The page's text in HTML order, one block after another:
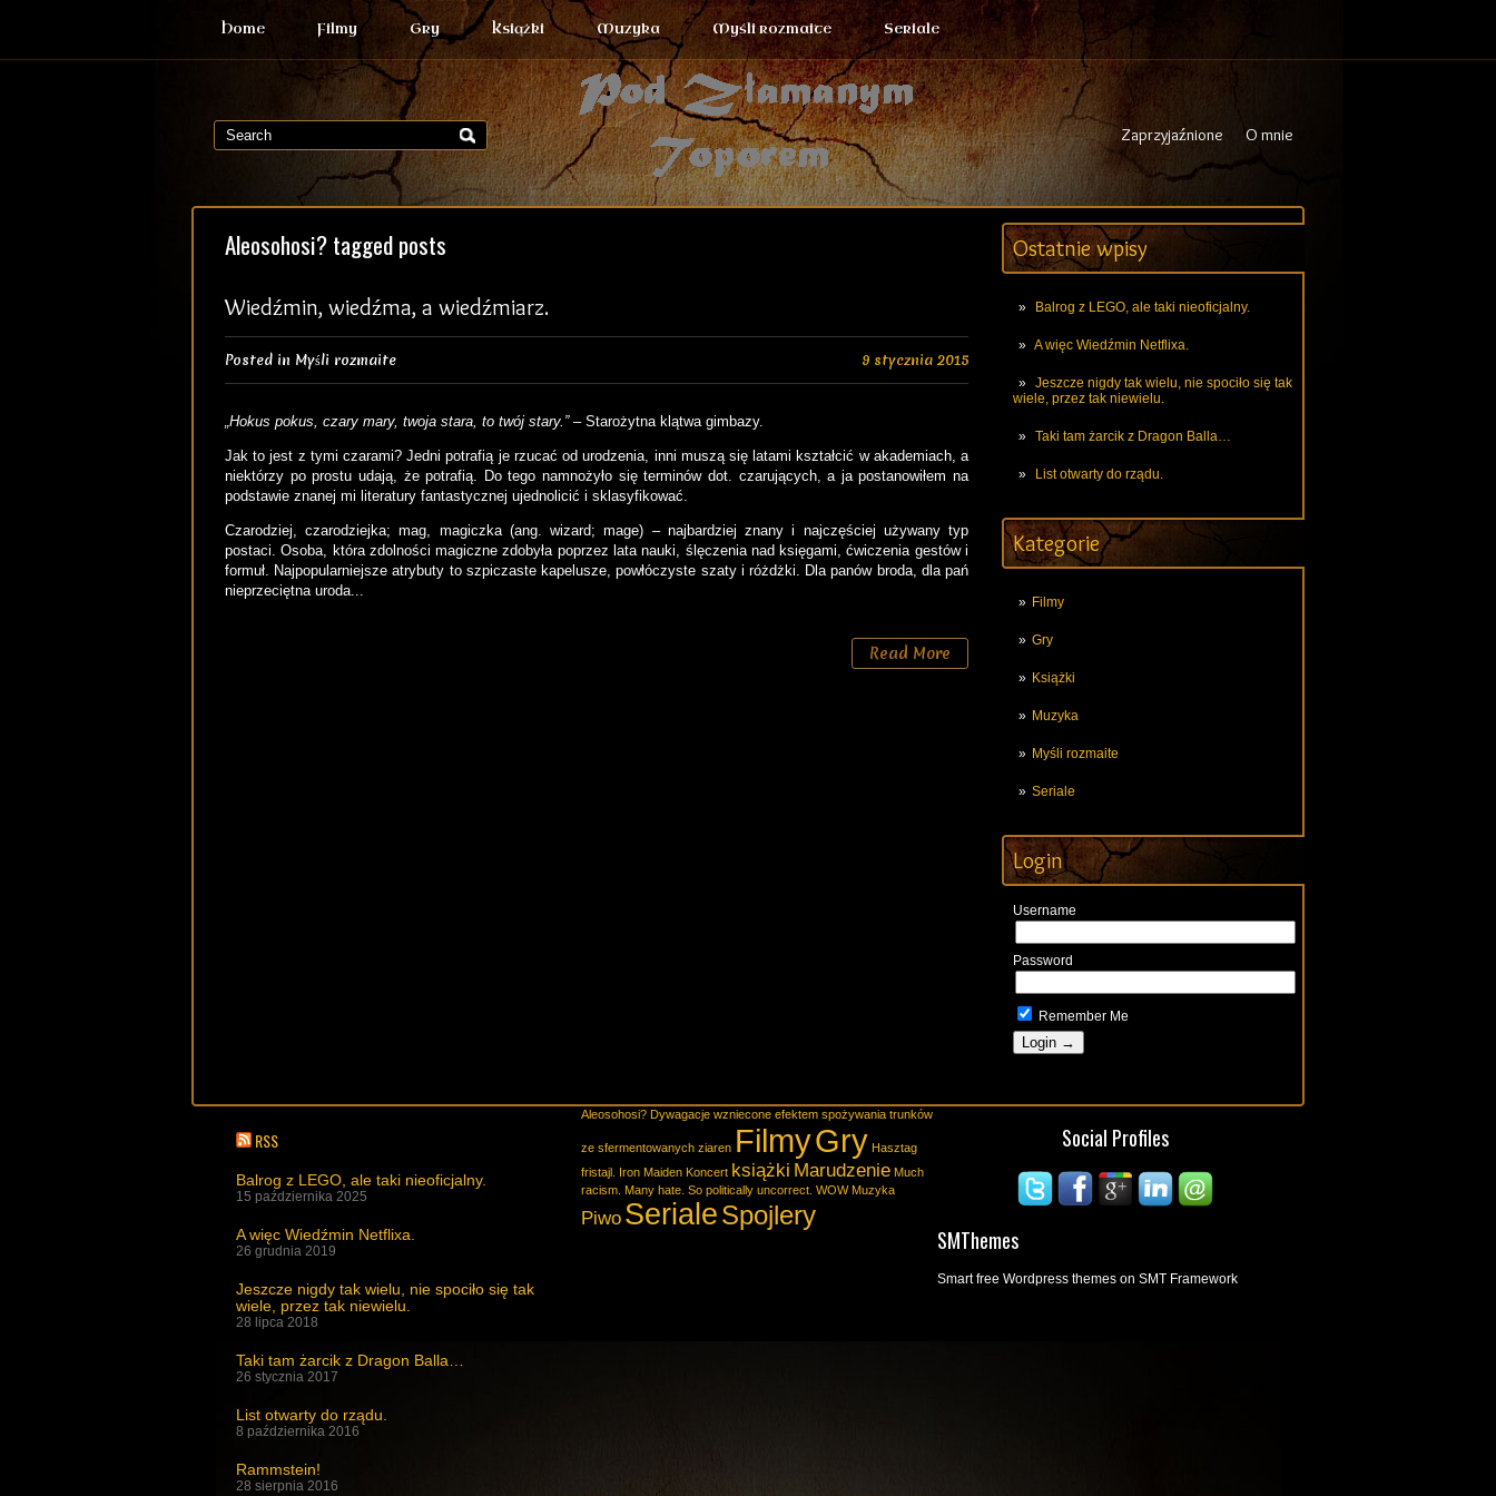
Zaprzyjaźnione O mnie
Home Filmy Gry Książki Muzyka Myśli rozmaite Seriale
Ostatnie wpisy
Balrog z LEGO, ale taki nieoficjalny.
A więc Wiedźmin Netflixa.
Jeszcze nigdy tak wielu, nie spociło się tak
wiele, przez tak niewielu.
Taki tam żarcik z Dragon Balla…
List otwarty do rządu.
Kategorie
Filmy
Gry
Książki
Muzyka
Myśli rozmaite
Seriale
Login
Username
Password
Remember Me
Aleosohosi? tagged posts
Wiedźmin, wiedźma, a wiedźmiarz.
9 stycznia 2015
Posted in Myśli rozmaite
„Hokus pokus, czary mary, twoja stara, to twój stary.”– Starożytna klątwa gimbazy.
Jak to jest z tymi czarami? Jedni potrafią je rzucać od urodzenia, inni muszą się latami kształcić w akademiach, a
niektórzy po prostu udają, że potrafią. Do tego namnożyło się terminów dot. czarujących, a ja postanowiłem na
podstawie znanej mi literatury fantastycznej ujednolicić i sklasyfikować.
Czarodziej, czarodziejka; mag, magiczka (ang. wizard; mage) – najbardziej znany i najczęściej używany typ
postaci. Osoba, która zdolności magiczne zdobyła poprzez lata nauki, ślęczenia nad księgami, ćwiczenia gestów i
formuł. Najpopularniejsze atrybuty to szpiczaste kapelusze, powłóczyste szaty i różdżki. Dla panów broda, dla pań
nieprzeciętna uroda...
Read More
RSS
Balrog z LEGO, ale taki nieoficjalny.
15 października 2025
A więc Wiedźmin Netflixa.
26 grudnia 2019
Jeszcze nigdy tak wielu, nie spociło się tak
wiele, przez tak niewielu.
28 lipca 2018
Taki tam żarcik z Dragon Balla…
26 stycznia 2017
List otwarty do rządu.
8 października 2016
Rammstein!
28 sierpnia 2016
Aleosohosi? Dywagacje wzniecone efektem spożywania trunków
ze sfermentowanych ziaren FilmyGry Hasztag
fristajl. Iron Maiden Koncert książki Marudzenie Much
racism. Many hate. So politically uncorrect. WOW Muzyka
Piwo SerialeSpojlery
Social Profiles
SMThemes
Smart free Wordpress themes on SMT Framework